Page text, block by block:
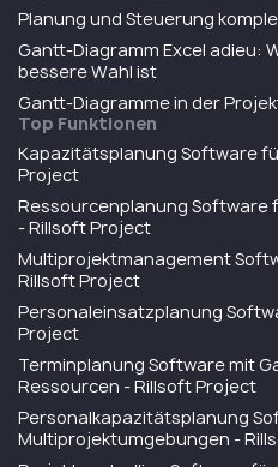
Planung und Steuerung
Gantt-Diagramm Excel adieu:
bessere Wahl ist
Gantt-Diagramme in der
Top Funktionen
Kapazitätsplanung Software
Project
Ressourcenplanung
- Rillsoft Project
Multiprojektmanagement
Rillsoft Project
Personaleinsatzplanung
Project
Terminplanung Software mit
Ressourcen - Rillsoft Project
Personalkapazitätsplanung
Multiprojektumgebungen -